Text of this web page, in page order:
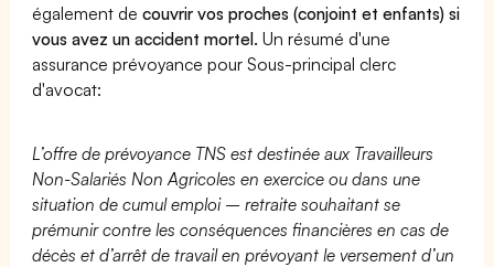
également decouvrir vos proches (conjoint et enfants) si
vous avez un accident mortel. Un résumé d'une
assurance prévoyance pour Sous-principal clerc
d'avocat:
L’offre de prévoyance TNS est destinée aux Travailleurs
Non-Salariés Non Agricoles en exercice ou dans une
situation de cumul emploi – retraite souhaitant se
prémunir contre les conséquences financières en cas de
décès et d’arrêt de travail en prévoyant le versement d’un